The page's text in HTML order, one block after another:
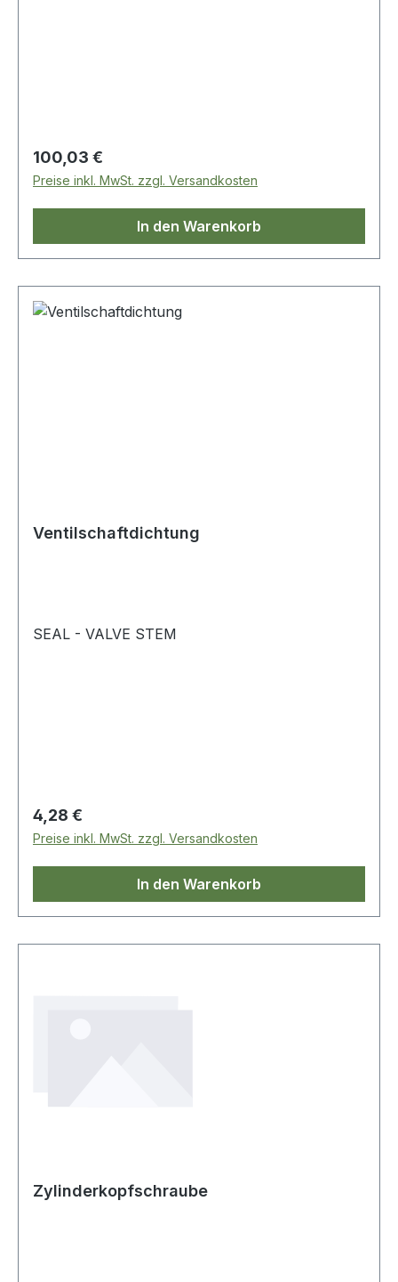
Regulärer Preis:
100,03 €
Preise inkl. MwSt. zzgl. Versandkosten
In den Warenkorb
Ventilschaftdichtung
SEAL - VALVE STEM
Regulärer Preis:
4,28 €
Preise inkl. MwSt. zzgl. Versandkosten
In den Warenkorb
Zylinderkopfschraube